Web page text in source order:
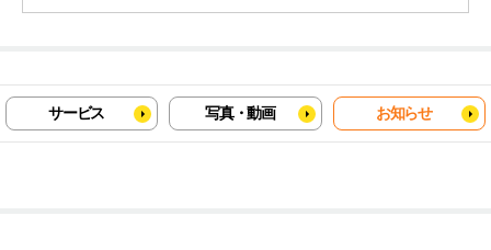
サービス 写真・動画 お知らせ